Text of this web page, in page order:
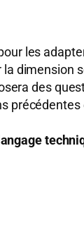
les
dimension
des
langage